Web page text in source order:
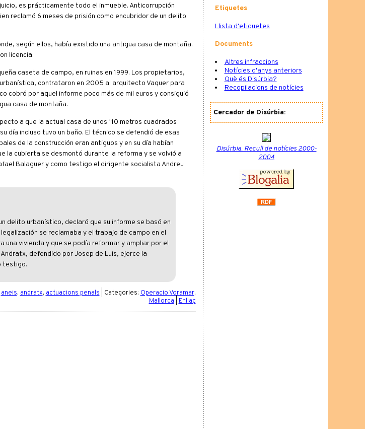
es prácticamente todo el inmueble. Anticorrupción
reclamó 6 meses de prisión como encubridor de un delito
según ellos, había existido una antigua casa de montaña.
licencia.
caseta de campo, en ruinas en 1999. Los propietarios,
contrataron en 2005 al arquitecto Vaquer para
cobró por aquel informe poco más de mil euros y consiguió
casa de montaña.
a que la actual casa de unos 110 metros cuadrados
día incluso tuvo un baño. El técnico se defendió de esas
de la construcción eran antiguos y en su día habían
la cubierta se desmontó durante la reforma y se volvió a
Balaguer y como testigo el dirigente socialista Andreu
delito urbanístico, declaró que su informe se basó en
se reclamaba y el trabajo de campo en el
vivienda y que se podía reformar y ampliar por el
defendido por Josep de Luis, ejerce la
testigo.
aneis, andratx, actuacions penals | Categories: Operacio Voramar,
Mallorca
Enllaç
Etiquetes
Llista d'etiquetes
Documents
Altres infraccions
Notícies d'anys anteriors
Què és Disúrbia?
Recopilacions de notícies
Cercador de Disúrbia:
Disúrbia. Recull de notícies 2000-
2004